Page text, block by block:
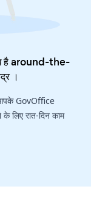
है around-the-
।
आपके GovOffice
रात-दिन काम